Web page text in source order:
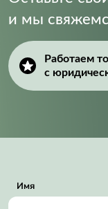
и мы
Работаем
с
Имя